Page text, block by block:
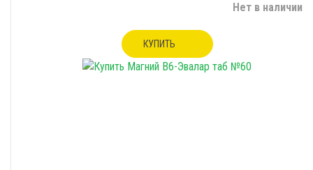
Нет в наличии
КУПИТЬ